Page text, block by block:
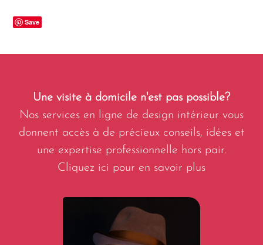
Save
Une visite à domicile n'est pas possible?
Nos services en ligne de design intérieur vous
donnent accès à de précieux conseils, idées et
une expertise professionnelle hors pair.
Cliquez ici pour en savoir plus